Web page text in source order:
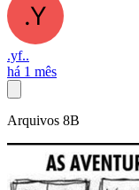
.yf..
há 1 mês
Arquivos 8B